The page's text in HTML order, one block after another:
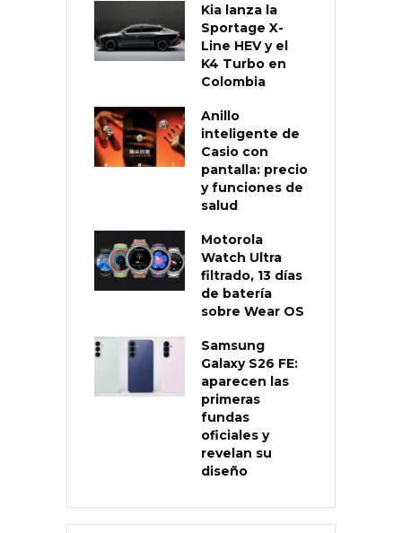
Kia lanza la
Sportage X-
Line HEV y el
K4 Turbo en
Colombia
Anillo
inteligente de
Casio con
pantalla: precio
y funciones de
salud
Motorola
Watch Ultra
filtrado, 13 días
de batería
sobre Wear OS
Samsung
Galaxy S26 FE:
aparecen las
primeras
fundas
oficiales y
revelan su
diseño